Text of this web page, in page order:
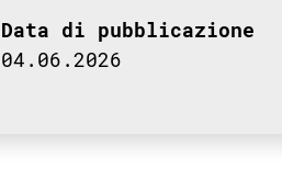
Data di pubblicazione
04.06.2026